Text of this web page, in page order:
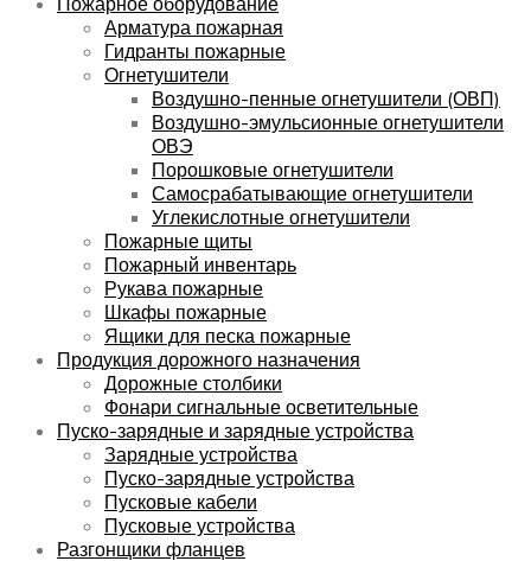
Арматура пожарная
Гидранты пожарные
Огнетушители
Воздушно-пенные огнетушители (ОВП)
Воздушно-эмульсионные огнетушители
ОВЭ
Порошковые огнетушители
Самосрабатывающие огнетушители
Углекислотные огнетушители
Пожарные щиты
Пожарный инвентарь
Рукава пожарные
Шкафы пожарные
Ящики для песка пожарные
Продукция дорожного назначения
Дорожные столбики
Фонари сигнальные осветительные
Пуско-зарядные и зарядные устройства
Зарядные устройства
Пуско-зарядные устройства
Пусковые кабели
Пусковые устройства
Разгонщики фланцев